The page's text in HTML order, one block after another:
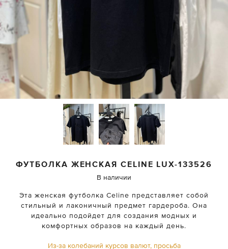
ФУТБОЛКА ЖЕНСКАЯ CELINE LUX-133526
В наличии
Эта женская футболка Celine представляет собой
стильный и лаконичный предмет гардероба. Она
идеально подойдет для создания модных и
комфортных образов на каждый день.
Из-за колебаний курсов валют, просьба